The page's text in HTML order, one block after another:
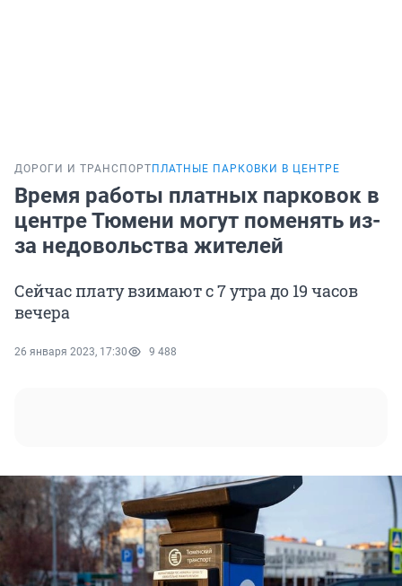
ДОРОГИ И ТРАНСПОРТ ПЛАТНЫЕ ПАРКОВКИ В ЦЕНТРЕ
Время работы платных парковок в
центре Тюмени могут поменять из-
за недовольства жителей
Сейчас плату взимают с 7 утра до 19 часов
вечера
26 января 2023, 17:30 9 488